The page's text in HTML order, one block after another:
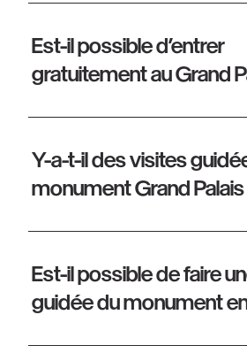
Est-il possible d’entrer
gratuitement au Grand
Y-a-t-il des visites
monument Grand Palais
Est-il possible de faire
guidée du monument